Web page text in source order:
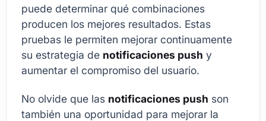
puede determinar qué combinaciones
producen los mejores resultados. Estas
pruebas le permiten mejorar continuamente
su estrategia de notificaciones push y
aumentar el compromiso del usuario.
No olvide que las notificaciones push son
también una oportunidad para mejorar la